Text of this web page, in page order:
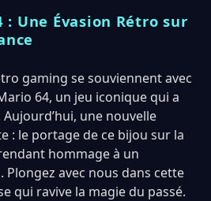
: Une Évasion Rétro sur
gaming se souviennent avec
64, un jeu iconique qui a
une nouvelle
: le portage de ce bijou sur la
hommage à un
avec nous dans cette
qui ravive la magie du passé.